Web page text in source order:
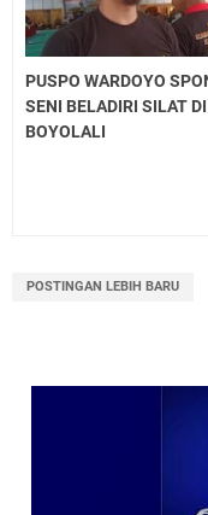
PUSPO WARDOYO
SENI BELADIRI SILAT DI
BOYOLALI
POSTINGAN LEBIH BARU